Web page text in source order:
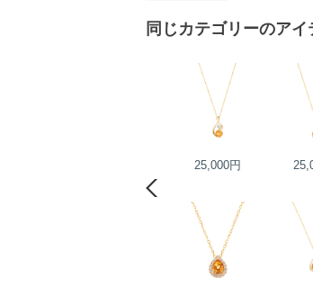
同じカテゴリーのアイ
25,000円